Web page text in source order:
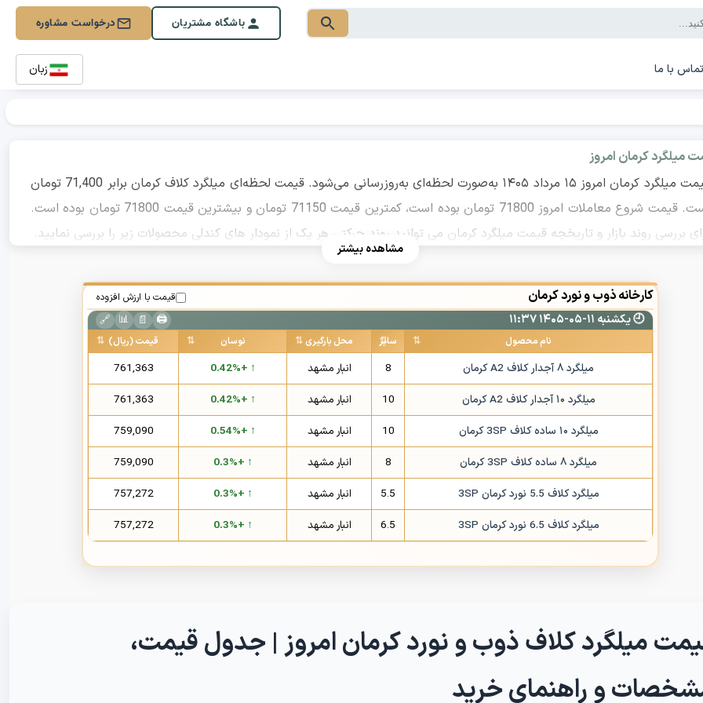
باشگاه مشتریان درخواست مشاوره
تماس با ما زبان
میلگرد کرمان امروز
قیمت میلگرد کرمان امروز ۱۵ مرداد ۱۴۰۵ به‌صورت لحظه‌ای به‌روزرسانی می‌شود. قیمت لحظه‌ای میلگرد کلاف کرمان برابر 71,400 تومان
است. قیمت شروع معاملات امروز 71800 تومان بوده است، کمترین قیمت 71150 تومان و بیشترین قیمت 71800 تومان بوده است.
بررسی روند بازار و تاریخچه قیمت میلگرد کرمان می توانید روند حرکتی هر یک از نمودار های کندلی محصولات زیر را بررسی نمایید.
مشاهده بیشتر
کارخانه ذوب و نورد کرمان قیمت با ارزش افزوده
🕘 یکشنبه ۱۱-۰۵-۱۴۰۵ ۱۱:۳۷ 🖨️
📄
📊
🔗
نام محصول سایز محل بارگیری نوسان قیمت (ریال)
میلگرد ۸ آجدار کلاف A2 کرمان 8 انبار مشهد ↑ +0.42%
761,363
میلگرد ۱۰ آجدار کلاف A2 کرمان
10 انبار مشهد ↑ +0.42%
761,363
میلگرد ۱۰ ساده کلاف 3SP کرمان
10 انبار مشهد ↑ +0.54%
759,090
میلگرد ۸ ساده کلاف 3SP کرمان
8 انبار مشهد ↑ +0.3%
759,090
میلگرد کلاف 5.5 نورد کرمان 3SP
5.5 انبار مشهد ↑ +0.3%
757,272
میلگرد کلاف 6.5 نورد کرمان 3SP
6.5 انبار مشهد ↑ +0.3%
757,272
میلگرد کلاف ذوب و نورد کرمان امروز | جدول قیمت،
و راهنمای خرید